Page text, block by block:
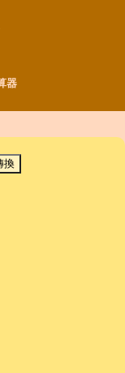
器